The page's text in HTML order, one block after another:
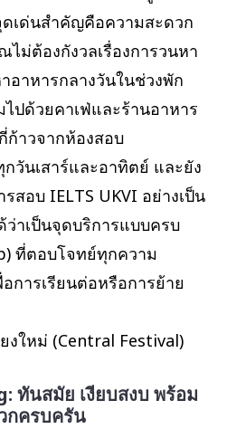
เด่นสำคัญคือความสะดวก
ม่ต้องกังวลเรื่องการวนหา
อาหารกลางวันในช่วงพัก
ไปด้วยคาเฟ่และร้านอาหาร
ก้าวจากห้องสอบ
วันเสาร์และอาทิตย์ และยัง
สอบ IELTS UKVI อย่างเป็น
ว่าเป็นจุดบริการแบบครบ
ที่ตอบโจทย์ทุกความ
การเรียนต่อหรือการย้าย
งใหม่ (Central Festival)
ทันสมัย เงียบสงบ พร้อม
กครบครัน